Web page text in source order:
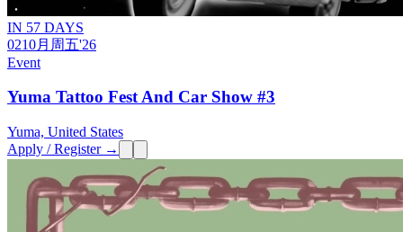
IN 57 DAYS
0210月 周五'26
Event
Yuma Tattoo Fest And Car Show #3
Yuma, United States
Apply / Register →